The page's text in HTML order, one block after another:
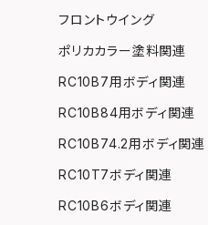
フロントウイング
ポリカカラー塗料関連
RC10B7用ボディ関連
RC10B84用ボディ関連
RC10B74.2用ボディ関連
RC10T7ボディ関連
RC10B6ボディ関連